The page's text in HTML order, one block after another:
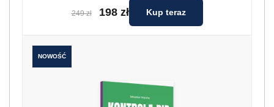
249 zł 198 zł Kup teraz
NOWOŚĆ